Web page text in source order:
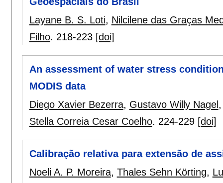
Layane B. S. Loti, Nilcilene das Graças
Filho. 218-223 [doi]
An assessment of water stress
MODIS data
Diego Xavier Bezerra, Gustavo Willy Nagel
Stella Correia Cesar Coelho. 224-229 [doi]
Calibração relativa para extensão de
Noeli A. P. Moreira, Thales Sehn Körting,